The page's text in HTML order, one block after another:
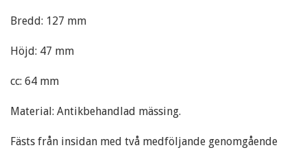
Bredd: 127 mm
Höjd: 47 mm
cc: 64 mm
Material: Antikbehandlad mässing.
Fästs från insidan med två medföljande genomgående